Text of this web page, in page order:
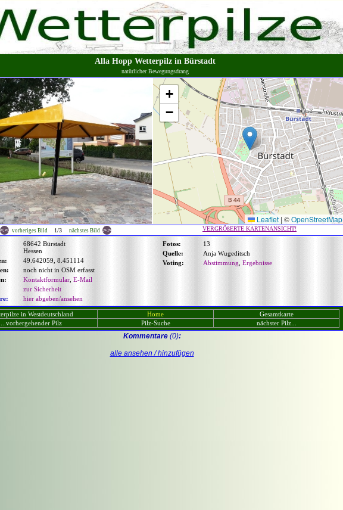
Alla Hopp Wetterpilz in Bürstadt
natürlicher Bewegungsdrang
+
−
Leaflet | ©OpenStreetMap
vorheriges Bild 1/3 nächstes Bild VERGRÖßERTE KARTENANSICHT!
68642 Bürstadt
Hessen
49.642059, 8.451114
noch nicht in OSM erfasst
Kontaktformular E-Mail
zur Sicherheit
hier abgeben/ansehen
Fotos:
13
Quelle:
Anja Wugeditsch
Voting:
Abstimmung Ergebnisse
in Westdeutschland Home
Gesamtkarte
...vorhergehender Pilz
Pilz-Suche nächster Pilz...
Kommentare(0):
alle ansehen / hinzufügen